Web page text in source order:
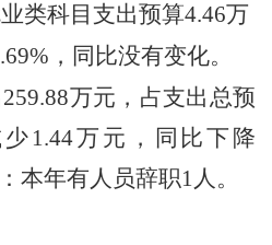
类科目支出预算4.46万
，同比没有变化。
259.88万元，占支出总预
1.44万元，同比下降
本年有人员辞职1人 。